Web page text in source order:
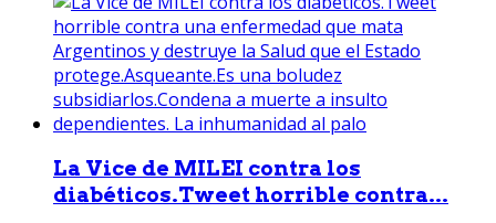
La Vice de MILEI contra los
diabéticos.Tweet horrible contra...